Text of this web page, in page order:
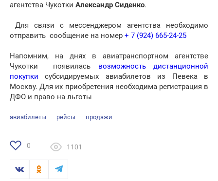
агентства Чукотки Александр Сиденко.
Для связи с мессенджером агентства необходимо
отправить сообщение на номер + 7 (924) 665-24-25
Напомним, на днях в авиатранспортном агентстве
Чукотки появилась возможность дистанционной
покупки субсидируемых авиабилетов из Певека в
Москву. Для их приобретения необходима регистрация в
ДФО и право на льготы
авиабилеты рейсы продажи
0 1101